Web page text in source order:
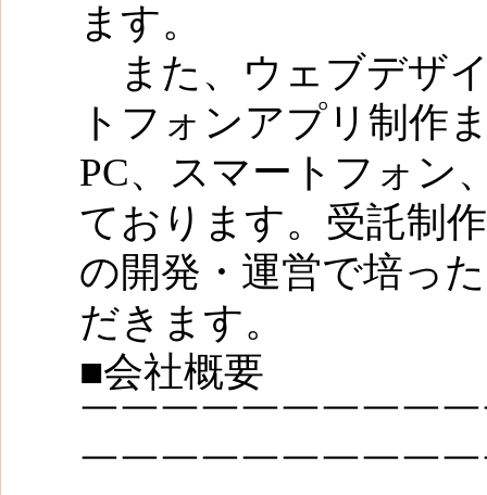
ます。
また、ウェブデザ
トフォンアプリ制作
PC、スマートフォン
ております。受託制
の開発・運営で培っ
だきます。
■会社概要
￣￣￣￣￣￣￣￣￣
￣￣￣￣￣￣￣￣￣